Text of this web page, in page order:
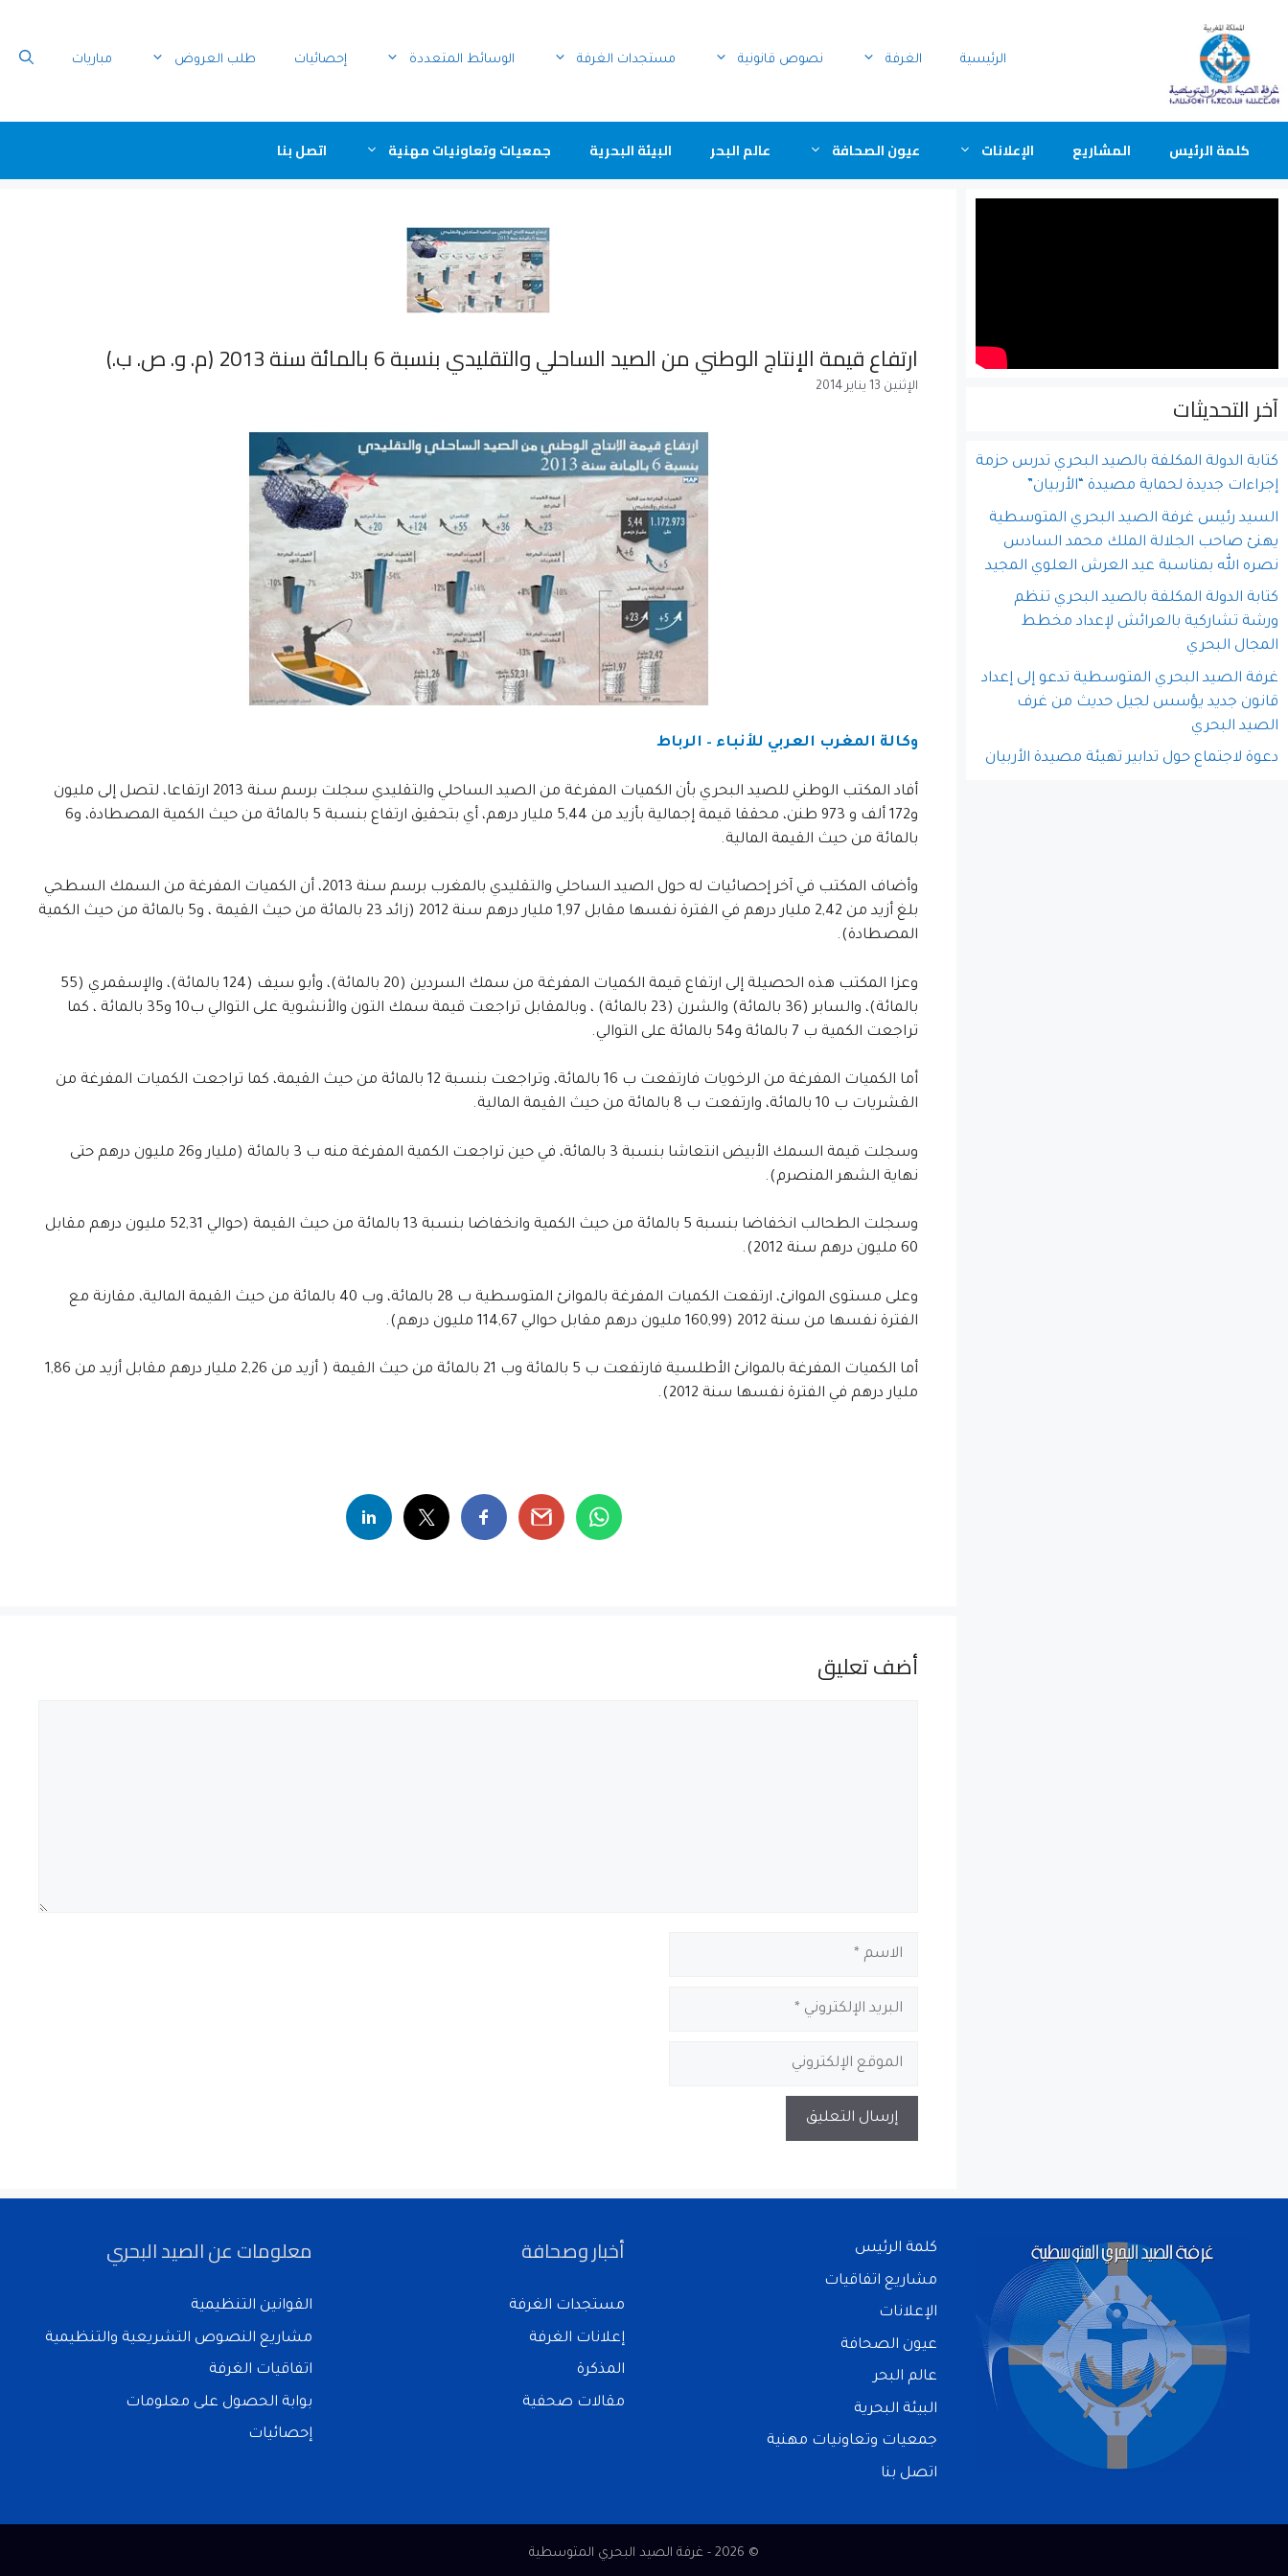
الرئيسية الغرفة نصوص قانونية مستجدات الغرفة الوسائط المتعددة إحصائيات طلب العروض مباريات
كلمة الرئيس المشاريع الإعلانات عيون الصحافة عالم البحر البيئة البحرية جمعيات وتعاونيات مهنية اتصل بنا
ارتفاع قيمة الإنتاج الوطني من الصيد الساحلي والتقليدي بنسبة 6 بالمائة سنة 2013 (م. و. ص. ب.)
الإثنين 13 يناير 2014
وكالة المغرب العربي للأنباء – الرباط
أفاد المكتب الوطني للصيد البحري بأن الكميات المفرغة من الصيد الساحلي والتقليدي سجلت برسم سنة 2013 ارتفاعا، لتصل إلى مليون
و172 ألف و 973 طنن، محققا قيمة إجمالية بأزيد من 5,44 مليار درهم، أي بتحقيق ارتفاع بنسبة 5 بالمائة من حيث الكمية المصطادة، و6
بالمائة من حيث القيمة المالية.
وأضاف المكتب في آخر إحصائيات له حول الصيد الساحلي والتقليدي بالمغرب برسم سنة 2013، أن الكميات المفرغة من السمك السطحي
بلغ أزيد من 2,42 مليار درهم في الفترة نفسها مقابل 1,97 مليار درهم سنة 2012 (زائد 23 بالمائة من حيث القيمة ، و5 بالمائة من حيث الكمية
المصطادة).
وعزا المكتب هذه الحصيلة إلى ارتفاع قيمة الكميات المفرغة من سمك السردين (20 بالمائة)، وأبو سيف (124 بالمائة)، والإسقمري (55
بالمائة)، والسابر (36 بالمائة) والشرن (23 بالمائة) ، وبالمقابل تراجعت قيمة سمك التون والأنشوية على التوالي ب10 و35 بالمائة ، كما
تراجعت الكمية ب 7 بالمائة و54 بالمائة على التوالي.
أما الكميات المفرغة من الرخويات فارتفعت ب 16 بالمائة، وتراجعت بنسبة 12 بالمائة من حيث القيمة، كما تراجعت الكميات المفرغة من
القشريات ب 10 بالمائة، وارتفعت ب 8 بالمائة من حيث القيمة المالية.
وسجلت قيمة السمك الأبيض انتعاشا بنسبة 3 بالمائة، في حين تراجعت الكمية المفرغة منه ب 3 بالمائة (مليار و26 مليون درهم حتى
نهاية الشهر المنصرم).
وسجلت الطحالب انخفاضا بنسبة 5 بالمائة من حيث الكمية وانخفاضا بنسبة 13 بالمائة من حيث القيمة (حوالي 52,31 مليون درهم مقابل
60 مليون درهم سنة 2012).
وعلى مستوى الموانئ، ارتفعت الكميات المفرغة بالموانئ المتوسطية ب 28 بالمائة، وب 40 بالمائة من حيث القيمة المالية، مقارنة مع
الفترة نفسها من سنة 2012 (160,99 مليون درهم مقابل حوالي 114,67 مليون درهم).
أما الكميات المفرغة بالموانئ الأطلسية فارتفعت ب 5 بالمائة وب 21 بالمائة من حيث القيمة ( أزيد من 2,26 مليار درهم مقابل أزيد من 1,86
مليار درهم في الفترة نفسها سنة 2012).
أضف تعليق
آخر التحديثات
كتابة الدولة المكلفة بالصيد البحري تدرس حزمة
إجراءات جديدة لحماية مصيدة “الأربيان”
السيد رئيس غرفة الصيد البحري المتوسطية
يهنئ صاحب الجلالة الملك محمد السادس
نصره الله بمناسبة عيد العرش العلوي المجيد
كتابة الدولة المكلفة بالصيد البحري تنظم
ورشة تشاركية بالعرائش لإعداد مخطط
المجال البحري
غرفة الصيد البحري المتوسطية تدعو إلى إعداد
قانون جديد يؤسس لجيل حديث من غرف
الصيد البحري
دعوة لاجتماع حول تدابير تهيئة مصيدة الأربيان
كلمة الرئيس
مشاريع اتفاقيات
الإعلانات
عيون الصحافة
عالم البحر
البيئة البحرية
جمعيات وتعاونيات مهنية
اتصل بنا
أخبار وصحافة
مستجدات الغرفة
إعلانات الغرفة
المذكرة
مقالات صحفية
معلومات عن الصيد البحري
القوانين التنظيمية
مشاريع النصوص التشريعية والتنظيمية
اتفاقيات الغرفة
بوابة الحصول على معلومات
إحصائيات
© 2026 - غرفة الصيد البحري المتوسطية